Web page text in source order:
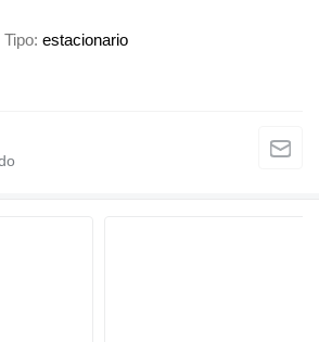
Tipo estacionario